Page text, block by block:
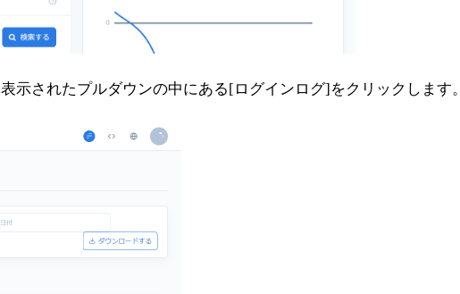
示されたプルダウンの中にある[ログインログ]をクリックします。